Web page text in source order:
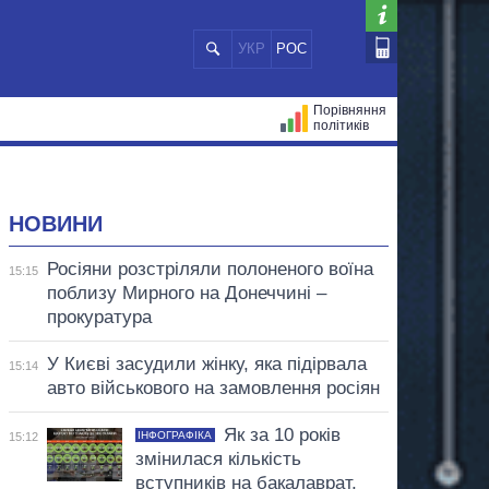
УКР РОС
Порівняння
політиків
НОВИНИ
15:15
Росіяни розстріляли полоненого воїна
поблизу Мирного на Донеччині –
прокуратура
15:14
У Києві засудили жінку, яка підірвала
авто військового на замовлення росіян
15:12 ІНФОГРАФІКА
Як за 10 років
змінилася кількість
вступників на бакалаврат,